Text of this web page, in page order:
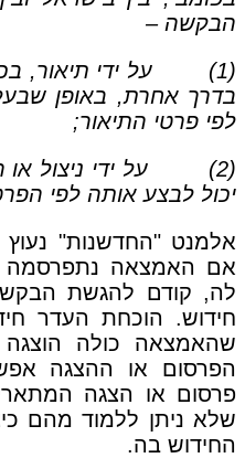
הבקשה –
(1) על ידי תיאור,
בדרך אחרת, באופן
לפי פרטי התיאור;
(2) על ידי ניצול או
יכול לבצע אותה לפי
אלמנט "החדשנות" נעוץ
אם האמצאה נתפרסמה
לה, קודם להגשת
חידוש. הוכחת העדר
שהאמצאה כולה הוצגה
הפרסום או ההצגה
פרסום או הצגה
שלא ניתן ללמוד מהם
החידוש בה.